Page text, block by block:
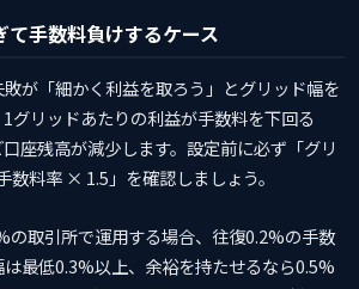
手数料負けするケース
が「細かく利益を取ろう」とグリッド幅を
グリッドあたりの利益が手数料を下回る
座残高が減少します。設定前に必ず「グリ
料率 × 1.5」を確認しましょう。
の取引所で運用する場合、往復0.2%の手数
最低0.3%以上、余裕を持たせるなら0.5%